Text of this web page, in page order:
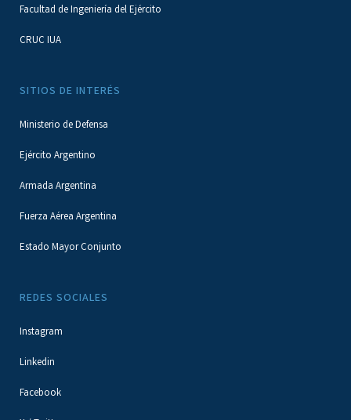
Facultad de Ingeniería del Ejército
CRUC IUA
SITIOS DE INTERÉS
Ministerio de Defensa
Ejército Argentino
Armada Argentina
Fuerza Aérea Argentina
Estado Mayor Conjunto
REDES SOCIALES
Instagram
Linkedin
Facebook